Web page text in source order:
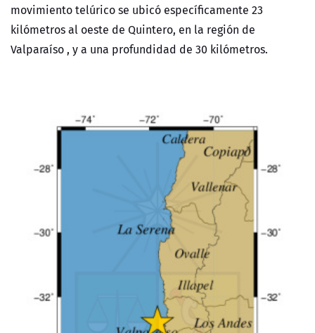
movimiento telúrico se ubicó específicamente 23
kilómetros al oeste de Quintero, en la región de
Valparaíso , y a una profundidad de 30 kilómetros.